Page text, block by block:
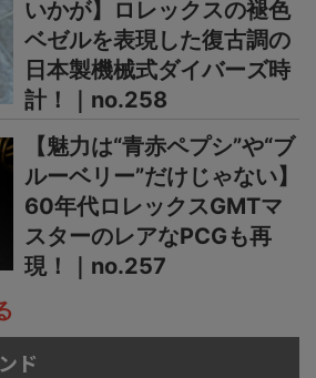
いかが】ロレックスの褪色
ベゼルを表現した復古調の
日本製機械式ダイバーズ時
計！｜no.258
【魅力は“青赤ペプシ”や“ブ
ルーベリー”だけじゃない】
60年代ロレックスGMTマ
スターのレアなPCGも再
現！｜no.257
ド